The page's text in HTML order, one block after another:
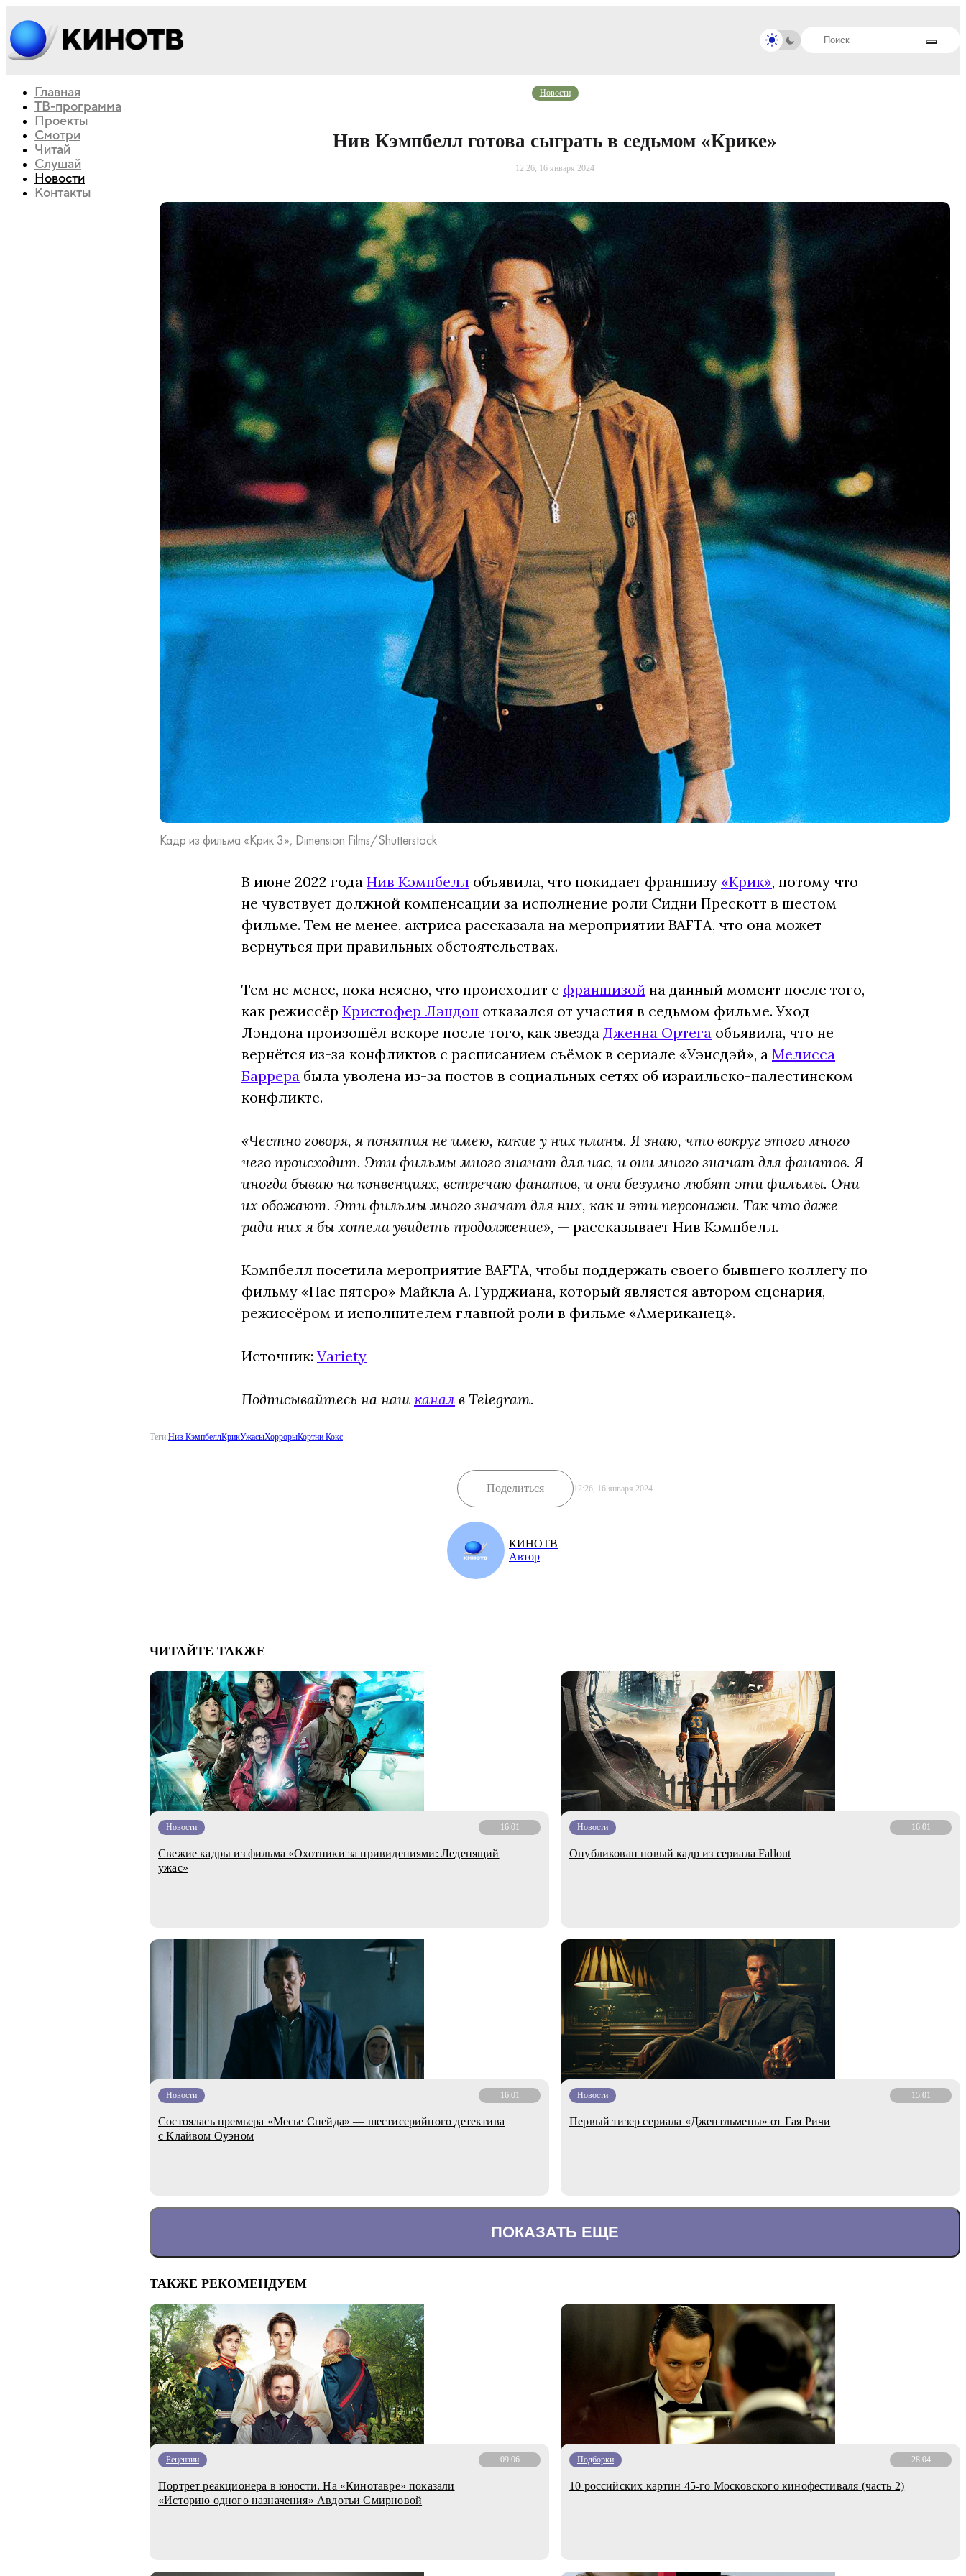
Главная
ТВ-программа
Проекты
Смотри
Читай
Слушай
Новости
Контакты
Новости
Нив Кэмпбелл готова сыграть в седьмом «Крике»
12:26, 16 января 2024
Кадр из фильма «Крик 3», Dimension Films/Shutterstock
В июне 2022 года Нив Кэмпбелл объявила, что покидает франшизу «Крик», потому что
не чувствует должной компенсации за исполнение роли Сидни Прескотт в шестом
фильме. Тем не менее, актриса рассказала на мероприятии BAFTA, что она может
вернуться при правильных обстоятельствах.
Тем не менее, пока неясно, что происходит с франшизой на данный момент после того,
как режиссёр Кристофер Лэндон отказался от участия в седьмом фильме. Уход
Лэндона произошёл вскоре после того, как звезда Дженна Ортега объявила, что не
вернётся из-за конфликтов с расписанием съёмок в сериале «Уэнсдэй», а Мелисса
Баррера была уволена из-за постов в социальных сетях об израильско-палестинском
конфликте.
«Честно говоря, я понятия не имею, какие у них планы. Я знаю, что вокруг этого много
чего происходит. Эти фильмы много значат для нас, и они много значат для фанатов. Я
иногда бываю на конвенциях, встречаю фанатов, и они безумно любят эти фильмы. Они
их обожают. Эти фильмы много значат для них, как и эти персонажи. Так что даже
ради них я бы хотела увидеть продолжение», — рассказывает Нив Кэмпбелл.
Кэмпбелл посетила мероприятие BAFTA, чтобы поддержать своего бывшего коллегу по
фильму «Нас пятеро» Майкла А. Гурджиана, который является автором сценария,
режиссёром и исполнителем главной роли в фильме «Американец».
Источник: Variety
Подписывайтесь на наш канал в Telegram.
Теги:Нив КэмпбеллКрикУжасыХоррорыКортни Кокс
Поделиться 12:26, 16 января 2024
КИНОТВ
Автор
ЧИТАЙТЕ ТАКЖЕ
Новости 16.01
Свежие кадры из фильма «Охотники за привидениями: Леденящий
ужас»
Новости 16.01
Опубликован новый кадр из сериала Fallout
Новости 16.01
Состоялась премьера «Месье Спейда» — шестисерийного детектива
с Клайвом Оуэном
Новости 15.01
Первый тизер сериала «Джентльмены» от Гая Ричи
ПОКАЗАТЬ ЕЩЕ
ТАКЖЕ РЕКОМЕНДУЕМ
Рецензии 09.06
Портрет реакционера в юности. На «Кинотавре» показали
«Историю одного назначения» Авдотьи Смирновой
Подборки 28.04
10 российских картин 45-го Московского кинофестиваля (часть 2)